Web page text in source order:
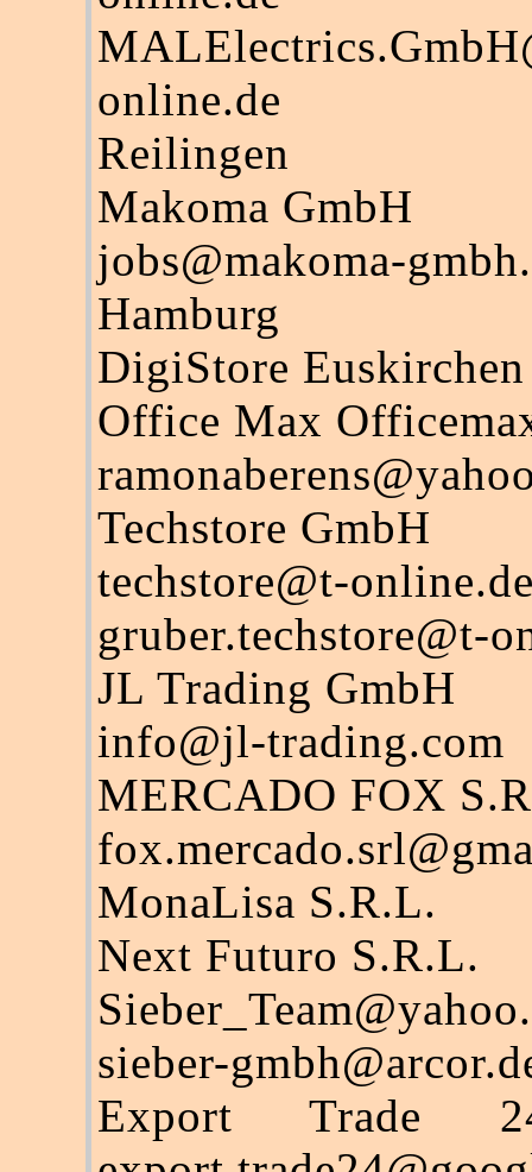
online.de
Reilingen
Makoma GmbH
jobs@makoma-
Hamburg
DigiStore Euskirchen
Office Max
Techstore GmbH
techstore@t-
gruber.techstore@t-
JL Trading GmbH
info@jl-trading.com
MERCADO FOX
MonaLisa S.R.L.
Next Futuro S.R.L.
sieber-
Export Trade